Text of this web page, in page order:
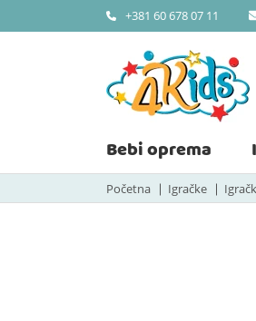
+381 60 678 07 11
Bebi oprema
Početna Igračke